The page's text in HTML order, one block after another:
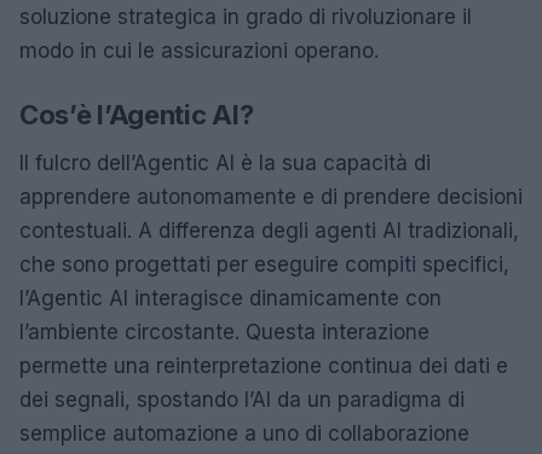
soluzione strategica in grado di rivoluzionare il
modo in cui le assicurazioni operano.
Cos’è l’Agentic AI?
Il fulcro dell’Agentic AI è la sua capacità di
apprendere autonomamente e di prendere decisioni
contestuali. A differenza degli agenti AI tradizionali,
che sono progettati per eseguire compiti specifici,
l’Agentic AI interagisce dinamicamente con
l’ambiente circostante. Questa interazione
permette una reinterpretazione continua dei dati e
dei segnali, spostando l’AI da un paradigma di
semplice automazione a uno di collaborazione